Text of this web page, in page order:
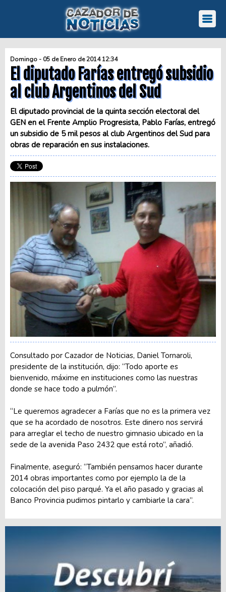
Domingo - 05 de Enero de 2014 12:34
El diputado Farías entregó subsidio
al club Argentinos del Sud
El diputado provincial de la quinta sección electoral del
GEN en el Frente Amplio Progresista, Pablo Farías, entregó
un subsidio de 5 mil pesos al club Argentinos del Sud para
obras de reparación en sus instalaciones.
Consultado por Cazador de Noticias, Daniel Tornaroli,
presidente de la institución, dijo: “Todo aporte es
bienvenido, máxime en instituciones como las nuestras
donde se hace todo a pulmón”.
“Le queremos agradecer a Farías que no es la primera vez
que se ha acordado de nosotros. Este dinero nos servirá
para arreglar el techo de nuestro gimnasio ubicado en la
sede de la avenida Paso 2432 que está roto”, añadió.
Finalmente, aseguró: “También pensamos hacer durante
2014 obras importantes como por ejemplo la de la
colocación del piso parqué. Ya el año pasado y gracias al
Banco Provincia pudimos pintarlo y cambiarle la cara”.